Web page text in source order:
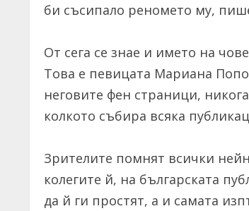
би съсипало реномето му,
От сега се знае и името на
Това е певицата Мариана
неговите фен страници,
колкото събира всяка
Зрителите помнят всички
колегите й, на българската
да й ги простят, а и самата